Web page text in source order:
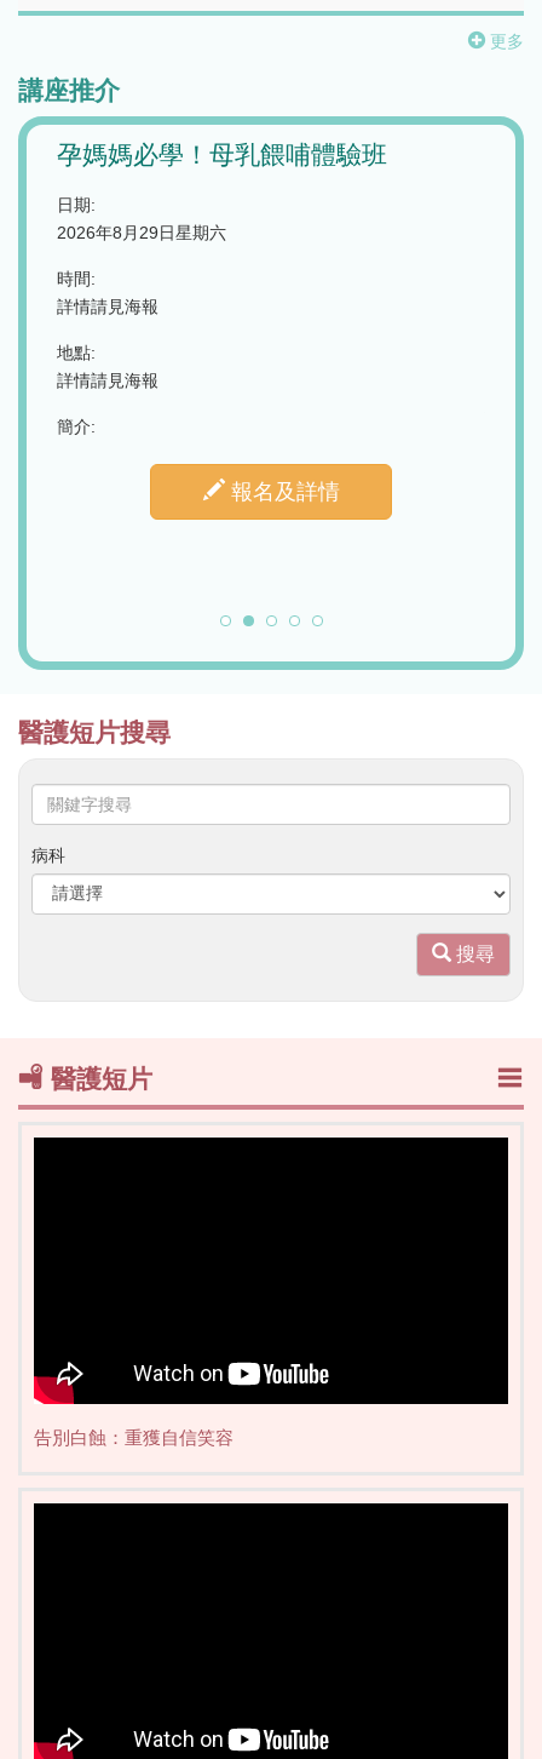
更多
講座推介
養和跨專科癌症講座系列：抗癌路上
士
2026年8月20日星期四
下午2時30分至4時正
香港筲箕灣東旺道3號養和東區大樓9樓（設有線下及線上
醫護短片搜尋
鍵
字
搜
病科
搜尋
醫護短片
告別白蝕：重獲自信笑容